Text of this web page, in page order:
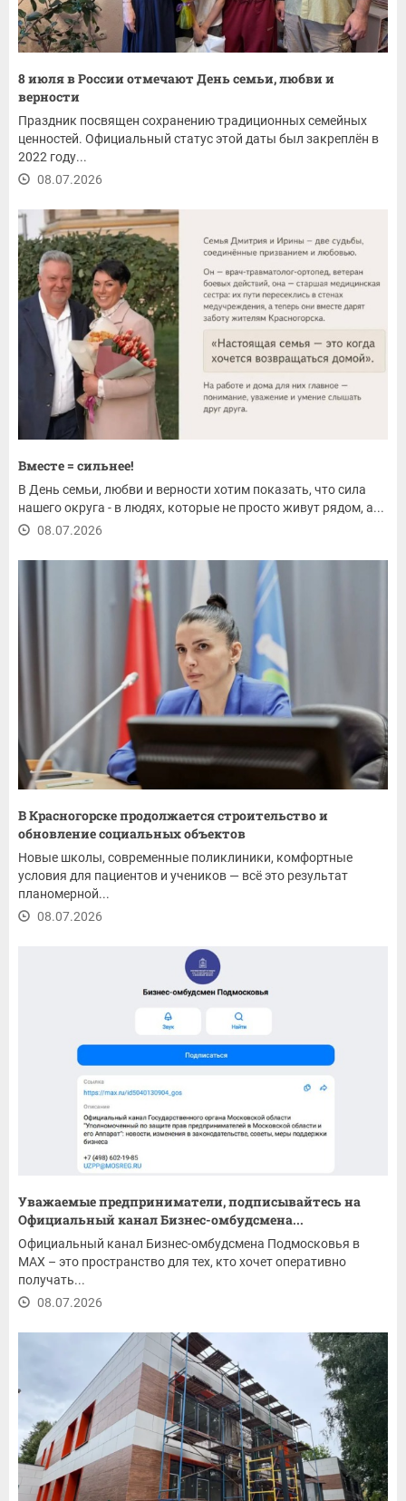
8 июля в России отмечают День семьи, любви и
верности
Праздник посвящен сохранению традиционных семейных
ценностей. Официальный статус этой даты был закреплён в
2022 году...
08.07.2026
Вместе = сильнее!
В День семьи, любви и верности хотим показать, что сила
нашего округа - в людях, которые не просто живут рядом, а...
08.07.2026
В Красногорске продолжается строительство и
обновление социальных объектов
Новые школы, современные поликлиники, комфортные
условия для пациентов и учеников — всё это результат
планомерной...
08.07.2026
Уважаемые предприниматели, подписывайтесь на
Официальный канал Бизнес-омбудсмена...
Официальный канал Бизнес-омбудсмена Подмосковья в
MAX – это пространство для тех, кто хочет оперативно
получать...
08.07.2026